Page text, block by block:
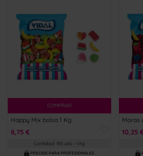
COMPRAR
Happy Mix bolsa 1 Kg
8,75 €
Cantidad: 155 uds – 1 Kg
PRECIOS PARA PROFESIONALES
Moras
10,25